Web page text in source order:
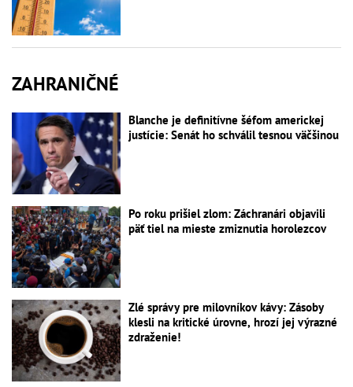
ZAHRANIČNÉ
Blanche je definitívne šéfom americkej
justície: Senát ho schválil tesnou väčšinou
Po roku prišiel zlom: Záchranári objavili
päť tiel na mieste zmiznutia horolezcov
Zlé správy pre milovníkov kávy: Zásoby
klesli na kritické úrovne, hrozí jej výrazné
zdraženie!